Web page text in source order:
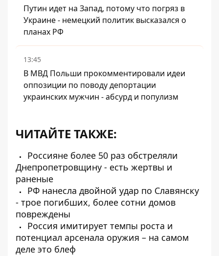
Путин идет на Запад, потому что погряз в
Украине - немецкий политик высказался о
планах РФ
13:45
В МВД Польши прокомментировали идеи
оппозиции по поводу депортации
украинских мужчин - абсурд и популизм
ЧИТАЙТЕ ТАКЖЕ:
Россияне более 50 раз обстреляли
Днепропетровщину - есть жертвы и
раненые
РФ нанесла двойной удар по Славянску
- трое погибших, более сотни домов
повреждены
Россия имитирует темпы роста и
потенциал арсенала оружия – на самом
деле это блеф